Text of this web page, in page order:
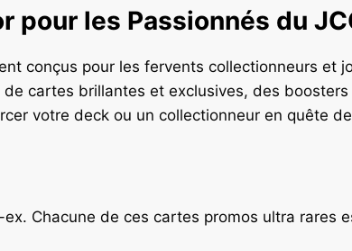
pour les Passionnés du
conçus pour les fervents collectionneurs et
cartes brillantes et exclusives, des
votre deck ou un collectionneur en quête
Chacune de ces cartes promos ultra rares